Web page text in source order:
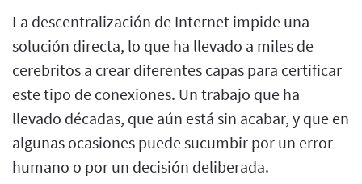
La descentralización de Internet impide una
solución directa, lo que ha llevado a miles de
cerebritos a crear diferentes capas para certificar
este tipo de conexiones. Un trabajo que ha
llevado décadas, que aún está sin acabar, y que en
algunas ocasiones puede sucumbir por un error
humano o por un decisión deliberada.